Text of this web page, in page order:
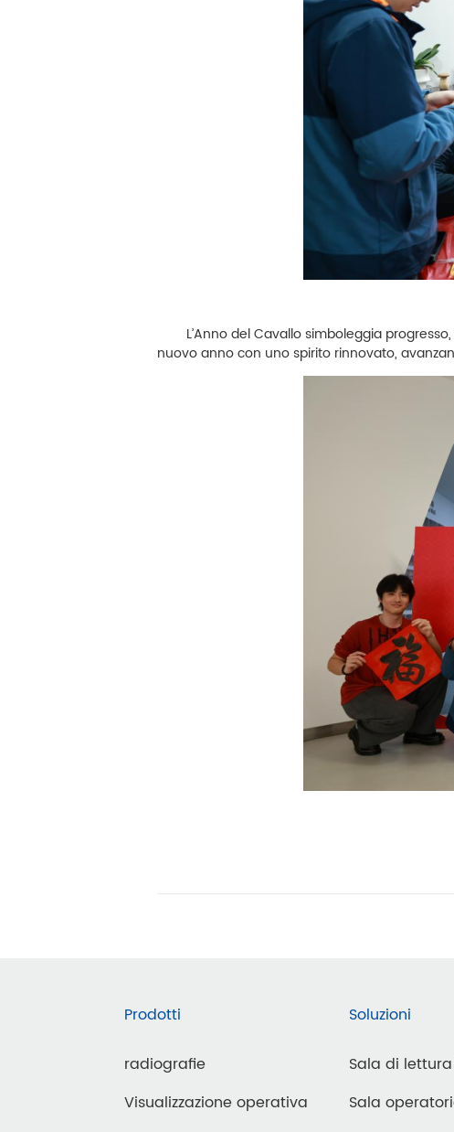
L’Anno del Cavallo simboleggia progresso,
nuovo anno con uno spirito rinnovato,
Prodotti
radiografie
Visualizzazione operativa
Soluzioni
Sala di
Sala